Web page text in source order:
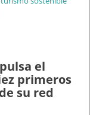
el
primeros
su red